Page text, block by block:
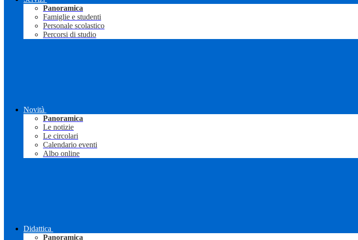
Panoramica
Famiglie e studenti
Personale scolastico
Percorsi di studio
Novità
Panoramica
Le notizie
Le circolari
Calendario eventi
Albo online
Didattica
Panoramica